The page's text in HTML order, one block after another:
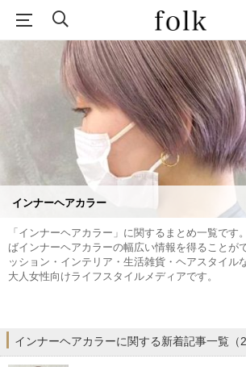
インナーヘアカラー
「インナーヘアカラー」に関するまとめ一覧です
ばインナーヘアカラーの幅広い情報を得ることが
ッション・インテリア・生活雑貨・ヘアスタイル
大人女性向けライフスタイルメディアです。
インナーヘアカラーに関する新着記事一覧（